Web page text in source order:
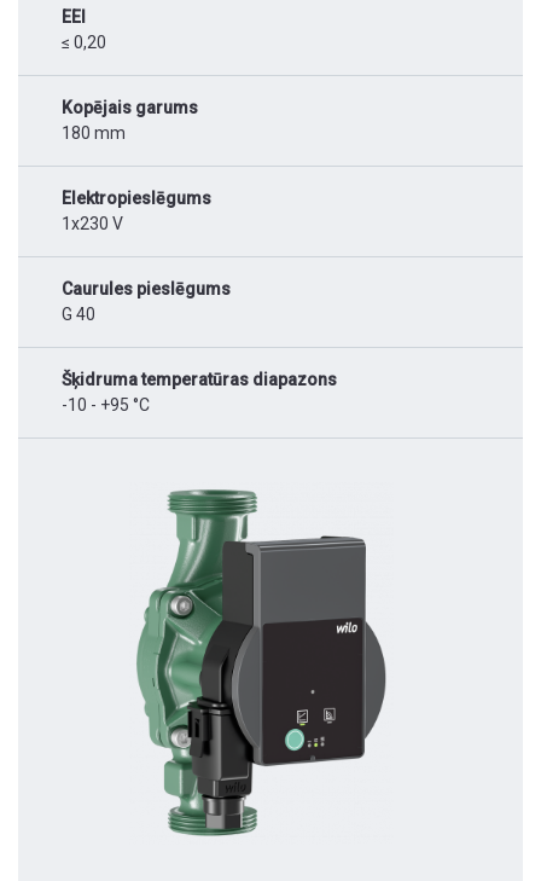
EEI
≤ 0,20
Kopējais garums
180 mm
Elektropieslēgums
1x230 V
Caurules pieslēgums
G 40
Šķidruma temperatūras diapazons
-10 - +95 °C